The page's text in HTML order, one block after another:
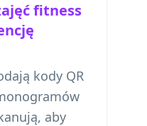
fitness
kody QR
aby